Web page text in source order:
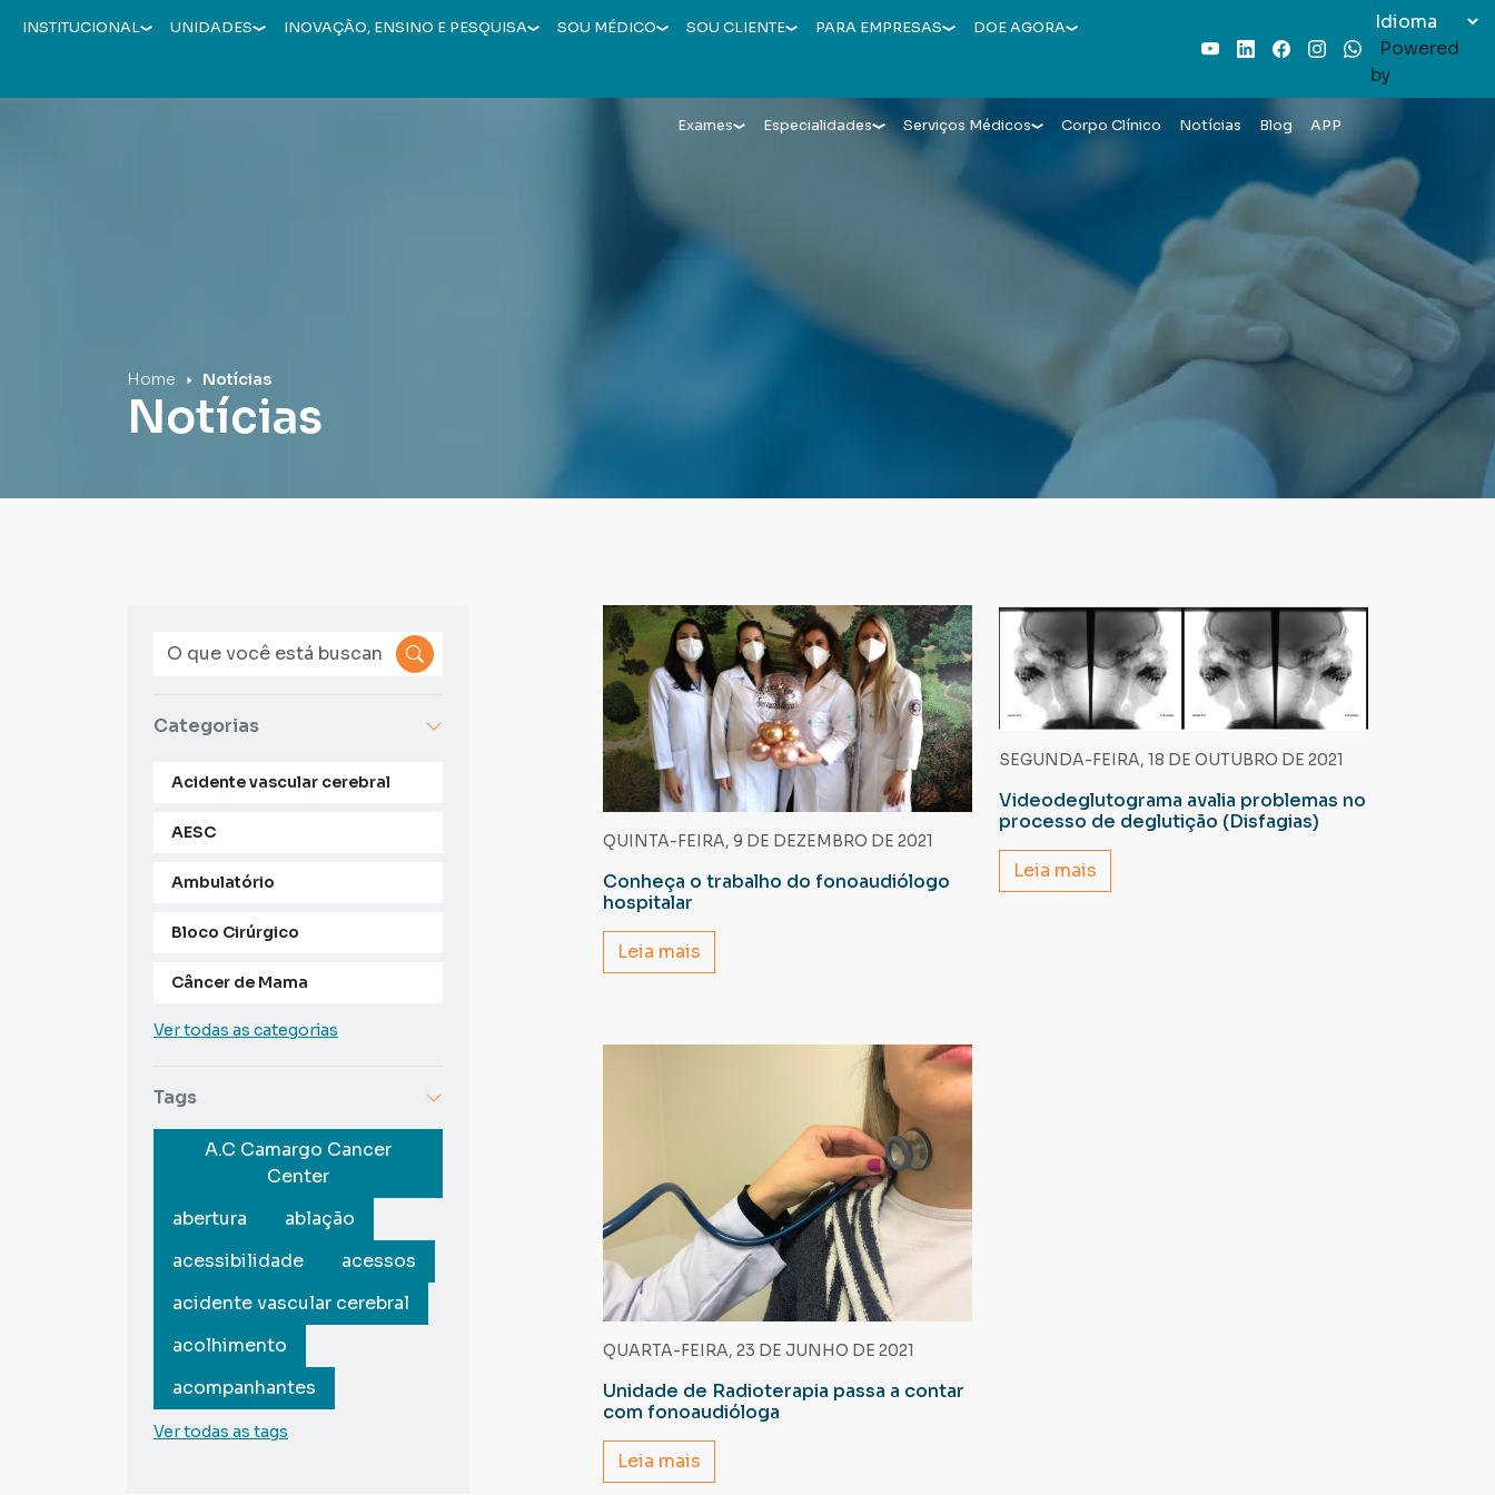
INSTITUCIONAL UNIDADES INOVAÇÃO, ENSINO E PESQUISA SOU MÉDICO SOU CLIENTE PARA EMPRESAS
DOE AGORA
YoutubeLinkedInFacebook
InstagramWhatsAppPowered
by
Exames Especialidades Serviços Médicos Corpo Clínico Notícias Blog APP
Home Notícias
Notícias
Categorias
Acidente vascular cerebral
AESC
Ambulatório
Bloco Cirúrgico
Câncer de Mama
Ver todas as categorias
Tags
A.C Camargo Cancer
Center
abertura
ablação
acessibilidade
acessos
acidente vascular cerebral
acolhimento
acompanhantes
Ver todas as tags
QUINTA-FEIRA, 9 DE DEZEMBRO DE 2021
Conheça o trabalho do fonoaudiólogo
hospitalar
Leia mais
SEGUNDA-FEIRA, 18 DE OUTUBRO DE 2021
Videodeglutograma avalia problemas no
processo de deglutição (Disfagias)
Leia mais
QUARTA-FEIRA, 23 DE JUNHO DE 2021
Unidade de Radioterapia passa a contar
com fonoaudióloga
Leia mais